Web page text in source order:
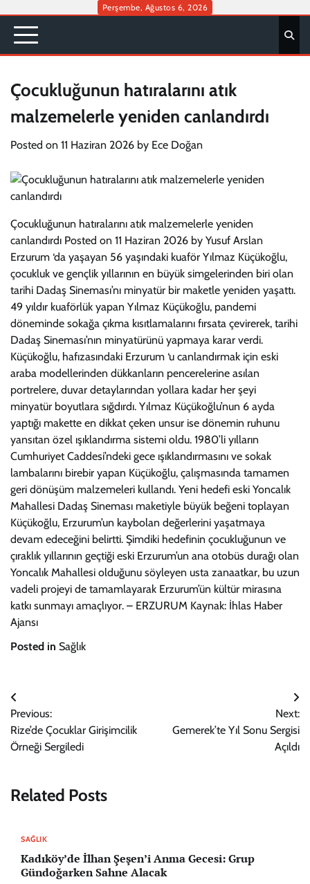
content
Perşembe, Ağustos 6, 2026
Çocukluğunun hatıralarını atık
malzemelerle yeniden canlandırdı
Posted on 11 Haziran 2026 by Ece Doğan
Çocukluğunun hatıralarını atık malzemelerle yeniden
canlandırdı Posted on 11 Haziran 2026 by Yusuf Arslan
Erzurum ‘da yaşayan 56 yaşındaki kuaför Yılmaz Küçükoğlu,
çocukluk ve gençlik yıllarının en büyük simgelerinden biri olan
tarihi Dadaş Sineması’nı minyatür bir maketle yeniden yaşattı.
49 yıldır kuaförlük yapan Yılmaz Küçükoğlu, pandemi
döneminde sokağa çıkma kısıtlamalarını fırsata çevirerek, tarihi
Dadaş Sineması’nın minyatürünü yapmaya karar verdi.
Küçükoğlu, hafızasındaki Erzurum ‘u canlandırmak için eski
araba modellerinden dükkanların pencerelerine asılan
portrelere, duvar detaylarından yollara kadar her şeyi
minyatür boyutlara sığdırdı. Yılmaz Küçükoğlu’nun 6 ayda
yaptığı makette en dikkat çeken unsur ise dönemin ruhunu
yansıtan özel ışıklandırma sistemi oldu. 1980’li yılların
Cumhuriyet Caddesi’ndeki gece ışıklandırmasını ve sokak
lambalarını birebir yapan Küçükoğlu, çalışmasında tamamen
geri dönüşüm malzemeleri kullandı. Yeni hedefi eski Yoncalık
Mahallesi Dadaş Sineması maketiyle büyük beğeni toplayan
Küçükoğlu, Erzurum’un kaybolan değerlerini yaşatmaya
devam edeceğini belirtti. Şimdiki hedefinin çocukluğunun ve
çıraklık yıllarının geçtiği eski Erzurum’un ana otobüs durağı olan
Yoncalık Mahallesi olduğunu söyleyen usta zanaatkar, bu uzun
vadeli projeyi de tamamlayarak Erzurum’ün kültür mirasına
katkı sunmayı amaçlıyor. – ERZURUM Kaynak: İhlas Haber
Ajansı
Posted in Sağlık
Yazı
gezinmesi
Previous:
Rize’de Çocuklar Girişimcilik
Örneği Sergiledi
Next:
Gemerek’te Yıl Sonu Sergisi
Açıldı
Related Posts
SAĞLIK
Kadıköy’de İlhan Şeşen’i Anma Gecesi: Grup
Gündoğarken Sahne Alacak